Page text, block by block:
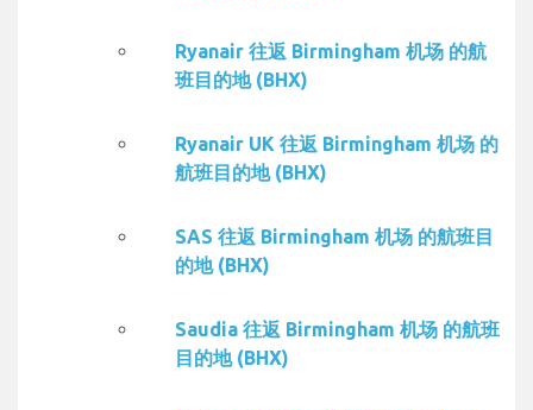
Ryanair 往返 Birmingham 机场 的航
班目的地 (BHX)
Ryanair UK 往返 Birmingham 机场 的
航班目的地 (BHX)
SAS 往返 Birmingham 机场 的航班目
的地 (BHX)
Saudia 往返 Birmingham 机场 的航班
目的地 (BHX)